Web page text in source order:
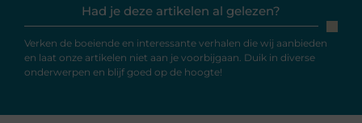
Had je deze artikelen al gelezen?
Verken de boeiende en interessante verhalen die wij aanbieden
en laat onze artikelen niet aan je voorbijgaan. Duik in diverse
onderwerpen en blijf goed op de hoogte!